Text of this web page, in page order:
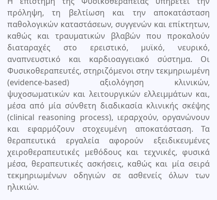
πρόληψη, τη βελτίωση και την αποκατάσταση
παθολογικών καταστάσεων, συγγενών και επίκτητων,
καθώς και τραυματικών βλαβών που προκαλούν
διαταραχές στο ερειστικό, μυϊκό, νευρικό,
αναπνευστικό και καρδιοαγγειακό σύστημα. Οι
Φυσικοθεραπευτές, στηριζόμενοι στην τεκμηριωμένη
(evidence-based) αξιολόγηση κλινικών,
ψυχοσωματικών και λειτουργικών ελλειμμάτων και,
μέσα από μία σύνθετη διαδικασία κλινικής σκέψης
(clinical reasoning process), ιεραρχούν, οργανώνουν
και εφαρμόζουν στοχευμένη αποκατάσταση. Τα
θεραπευτικά εργαλεία αφορούν εξειδικευμένες
χειροθεραπευτικές μεθόδους και τεχνικές, φυσικά
μέσα, θεραπευτικές ασκήσεις, καθώς και μία σειρά
τεκμηριωμένων οδηγιών σε ασθενείς όλων των
ηλικιών.